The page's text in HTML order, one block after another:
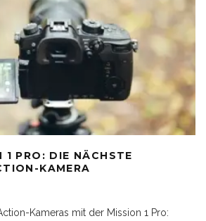
1 PRO: DIE NÄCHSTE
KAMERA
Kameras mit der Mission 1 Pro: